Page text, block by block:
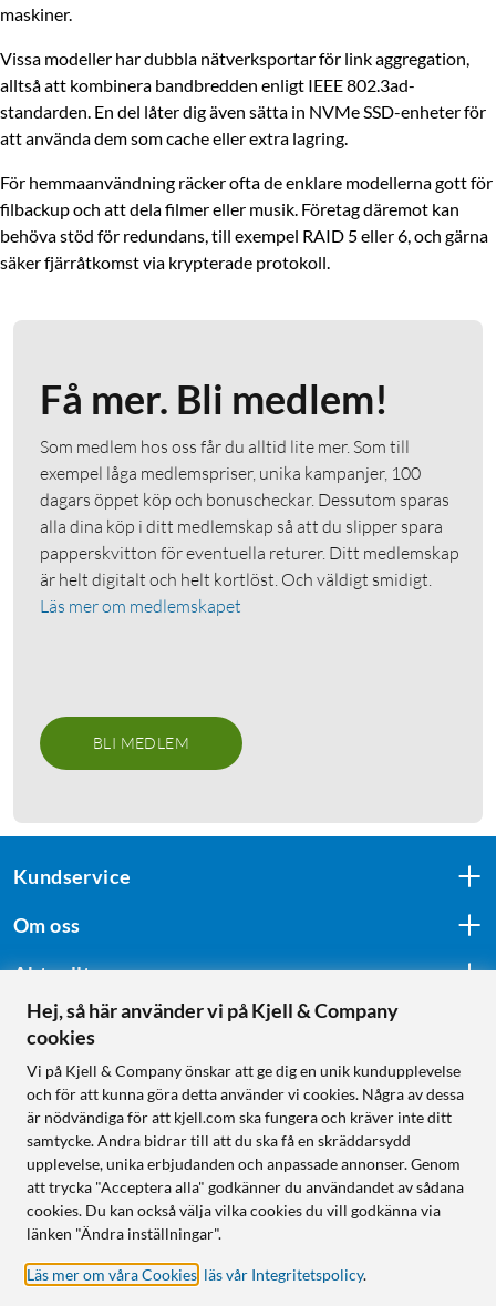
maskiner.
Vissa modeller har dubbla nätverksportar för link aggregation,
alltså att kombinera bandbredden enligt IEEE 802.3ad-
standarden. En del låter dig även sätta in NVMe SSD-enheter för
att använda dem som cache eller extra lagring.
För hemmaanvändning räcker ofta de enklare modellerna gott för
filbackup och att dela filmer eller musik. Företag däremot kan
behöva stöd för redundans, till exempel RAID 5 eller 6, och gärna
säker fjärråtkomst via krypterade protokoll.
Få mer. Bli medlem!
Som medlem hos oss får du alltid lite mer. Som till
exempel låga medlemspriser, unika kampanjer, 100
dagars öppet köp och bonuscheckar. Dessutom sparas
alla dina köp i ditt medlemskap så att du slipper spara
papperskvitton för eventuella returer. Ditt medlemskap
är helt digitalt och helt kortlöst. Och väldigt smidigt.
Läs mer om medlemskapet
BLI MEDLEM
Kundservice
Om oss
Aktuellt
Följ oss
Handla från:
Sverige
Norge
Hej, så här använder vi på Kjell & Company
cookies
Vi på Kjell & Company önskar att ge dig en unik kundupplevelse
och för att kunna göra detta använder vi cookies. Några av dessa
är nödvändiga för att kjell.com ska fungera och kräver inte ditt
samtycke. Andra bidrar till att du ska få en skräddarsydd
upplevelse, unika erbjudanden och anpassade annonser. Genom
att trycka "Acceptera alla" godkänner du användandet av sådana
cookies. Du kan också välja vilka cookies du vill godkänna via
länken "Ändra inställningar".
Läs mer om våra Cookies läs vår Integritetspolicy.